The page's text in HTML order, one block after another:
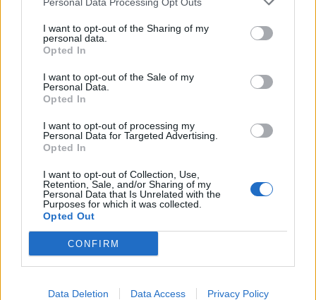
I want to opt-out of the Sharing of my
personal data.
Opted In
I want to opt-out of the Sale of my
Personal Data.
Opted In
I want to opt-out of processing my
Personal Data for Targeted Advertising.
Opted In
I want to opt-out of Collection, Use,
Retention, Sale, and/or Sharing of my
Personal Data that Is Unrelated with the
Purposes for which it was collected.
Opted Out
CONFIRM
Data Deletion Data Access Privacy Policy
δέντρα στο κέντρο της πόλης
Φωτιά στο Πόρτο Γερμενό: Σκύλος επέστρεψε με
07:36
«βοήθεια» 1 δισ. δολαρίων
Τα πρωτοσέλιδα των εφημερίδων
07:22
Βραζιλία: Σε χαμηλό δεκαετίας η αποψίλωση του
Αμαζονίου – Μειώθηκε κατά 37%
07:15
2025 – Μέχρι πότε μπορούν να γίνουν διορθώσεις